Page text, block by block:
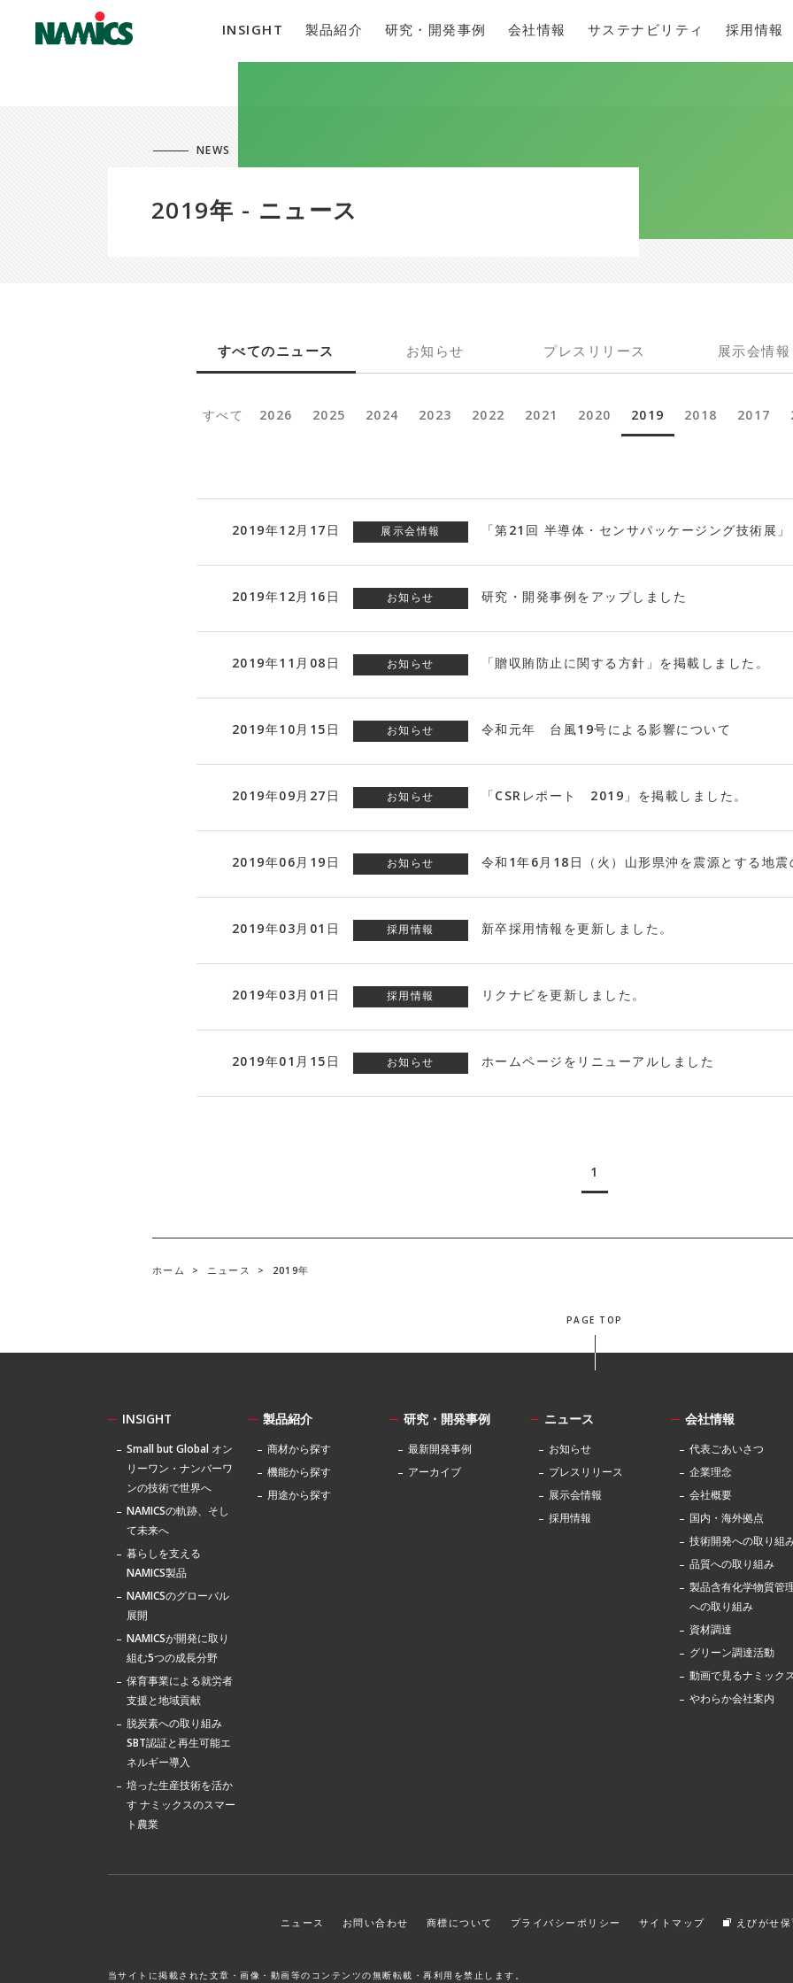
INSIGHT 製品紹介 研究・開発事例 会社情報 サステナビリティ 採用情報
NEWS
2019年 - ニュース
すべてのニュース お知らせ プレスリリース 展示会情報
すべて 2026 2025 2024 2023 2022 2021 2020 2019 2018 2017
2019年12月17日 展示会情報 「第21回 半導体・センサパッケージング技術展
2019年12月16日 お知らせ 研究・開発事例をアップしました
2019年11月08日 お知らせ 「贈収賄防止に関する方針」を掲載しました。
2019年10月15日 お知らせ 令和元年 台風19号による影響について
2019年09月27日 お知らせ 「CSRレポート 2019」を掲載しました。
2019年06月19日 お知らせ 令和1年6月18日（火）山形県沖を震源とする地震
2019年03月01日 採用情報 新卒採用情報を更新しました。
2019年03月01日 採用情報 リクナビを更新しました。
2019年01月15日 お知らせ ホームページをリニューアルしました
1
ホーム > ニュース > 2019年
PAGE TOP
INSIGHT
Small but Global オン
リーワン・ナンバーワ
ンの技術で世界へ
NAMICSの軌跡、そし
て未来へ
暮らしを支える
NAMICS製品
NAMICSのグローバル
展開
NAMICSが開発に取り
組む5つの成長分野
保育事業による就労者
支援と地域貢献
脱炭素への取り組み
SBT認証と再生可能エ
ネルギー導入
培った生産技術を活か
す ナミックスのスマー
ト農業
製品紹介
商材から探す
機能から探す
用途から探す
研究・開発事例
最新開発事例
アーカイブ
ニュース
お知らせ
プレスリリース
展示会情報
採用情報
会社情報
代表ごあいさつ
企業理念
会社概要
国内・海外拠点
技術開発への取り組
品質への取り組み
製品含有化学物質管
への取り組み
資材調達
グリーン調達活動
動画で見るナミック
やわらか会社案内
ニュース お問い合わせ 商標について プライバシーポリシー サイトマップ えびがせ
当サイトに掲載された文章・画像・動画等の コンテンツの無断転載・再利用を禁止します。